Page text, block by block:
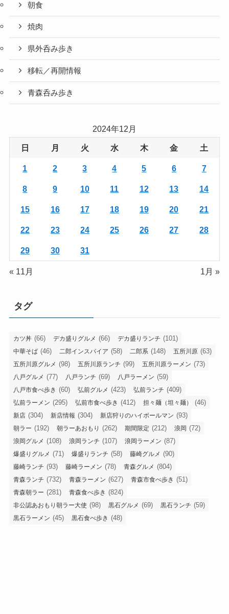
朝食
焼肉
県外呑み歩き
移転／再開情報
青森呑み歩き
2024年12月
日 月 火 水 木 金 土
1 2 3 4 5 6 7
8 9 10 11 12 13 14
15 16 17 18 19 20 21
22 23 24 25 26 27 28
29 30 31
« 11月 1月 »
タグ
カツ丼 (66) デカ盛りグルメ (66) デカ盛りランチ (101)
中華そば (46) 二郎インスパイア (58) 二郎系 (148) 五所川原 (63)
五所川原グルメ (98) 五所川原ランチ (99) 五所川原ラーメン (73)
八戸グルメ (77) 八戸ランチ (69) 八戸ラーメン (59)
八戸市食べ歩き (60) 弘前グルメ (423) 弘前ランチ (409)
弘前ラーメン (295) 弘前市食べ歩き (412) 担々麺（坦々麺） (46)
新店 (304) 新店情報 (304) 新店狩りのハイボールマン (93)
朝ラー (192) 朝ラーあおもり (262) 期間限定 (212) 浪岡 (72)
浪岡グルメ (108) 浪岡ランチ (107) 浪岡ラーメン (87)
爆盛りグルメ (71) 爆盛りランチ (58) 藤崎グルメ (90)
藤崎ランチ (93) 藤崎ラーメン (78) 青森グルメ (804)
青森ランチ (732) 青森ラーメン (627) 青森市食べ歩き (51)
青森朝ラー (281) 青森食べ歩き (824)
非公認あおもり朝ラー大使 (98) 黒石グルメ (69) 黒石ランチ (59)
黒石ラーメン (45) 黒石食べ歩き (48)